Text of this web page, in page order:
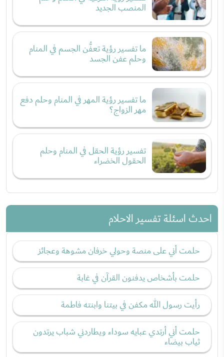
المنصب الجديد
ما تفسير رؤية تعفُّن الجسم في المنام
وحلم عفن الجسد
ما تفسير رؤية المهر في المنام وحلم دفع
مهر الزواج؟
تفسير رؤية الحقل في المنام وحلم
الحقول الخضراء
احدث اسئلة تفسير الاحلام
حلمت أني على منصة وحولي خرفان مشوهة وعجائز
حلمت بأشخاص يدفنون القرآن في غابة
رأيت رسول الله مكفن في بيتنا وابنته فاطمة
حلمت أني أرتدي عبايه سوداء ويطاردني شباب يرتدون
ثياب بيضاء